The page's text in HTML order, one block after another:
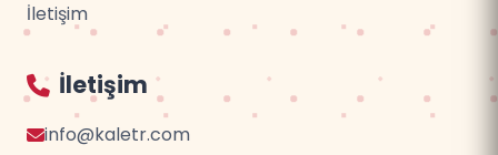
İletişim
İletişim
info@kaletr.com